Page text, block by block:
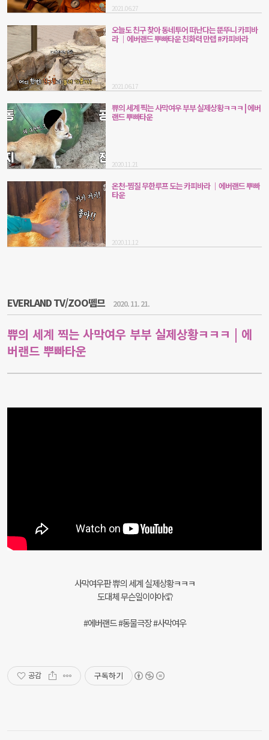
2021.06.27
오늘도 친구 찾아 동네투어 떠난다는 뚠뚜니 카피바
라 ｜에버랜드 뿌빠타운 친화력 만렙 #카피바라
2021.06.17
쀼의 세계 찍는 사막여우 부부 실제상황ㅋㅋㅋ | 에버
랜드 뿌빠타운
2020.11.21
온천-찜질 무한루프 도는 카피바라 ｜에버랜드 뿌빠
타운
2020.11.12
EVERLAND TV/ZOO뗌므 2020. 11. 21.
쀼의 세계 찍는 사막여우 부부 실제상황ㅋㅋㅋ | 에
버랜드 뿌빠타운
사막여우판 쀼의 세계 실제상황ㅋㅋㅋ
도대체 무슨일이야아🤦
#에버랜드 #동물극장 #사막여우
공감 구독하기